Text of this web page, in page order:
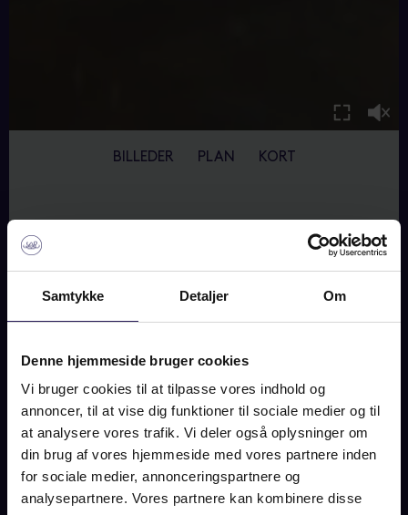
Samtykke Detaljer Om
Denne hjemmeside bruger cookies
Vi bruger cookies til at tilpasse vores indhold og
annoncer, til at vise dig funktioner til sociale medier og til
at analysere vores trafik. Vi deler også oplysninger om
din brug af vores hjemmeside med vores partnere inden
for sociale medier, annonceringspartnere og
analysepartnere. Vores partnere kan kombinere disse
BILLEDER PLAN KORT
HAUSER PLADS 18, 1., 1127
OM BOLIGEN
Sjældent udbud! Fire herskabslejligheder uden bopælspligt og
bopælspligt. Dette er uden sin mage, men den er god nok.
Ejendommen er opført i 1839 og fordeler i alt fem